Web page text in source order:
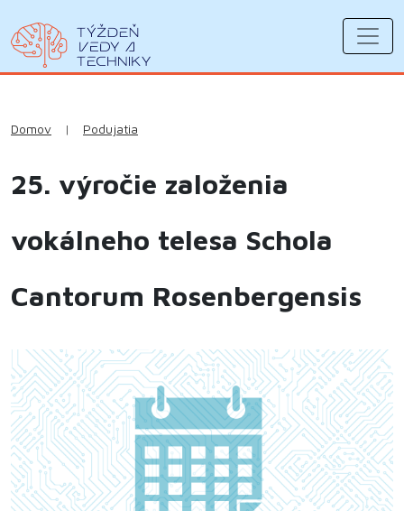
Domov | Podujatia
25. výročie založenia
vokálneho telesa Schola
Cantorum Rosenbergensis